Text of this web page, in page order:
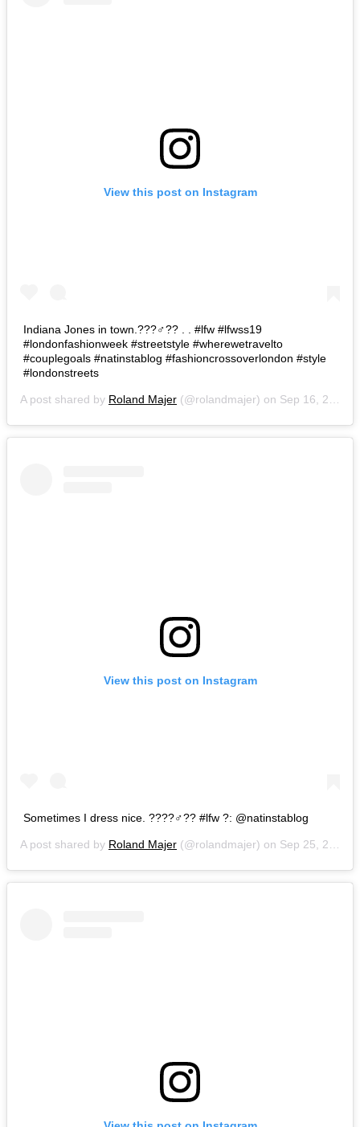
View this post on Instagram
Indiana Jones in town.???‍♂️?? . . #lfw #lfwss19
#londonfashionweek #streetstyle #wherewetravelto
#couplegoals #natinstablog #fashioncrossoverlondon #style
#londonstreets
A post shared by Roland Majer (@rolandmajer) on Sep 16, 2018 at 12:53pm PDT
View this post on Instagram
Sometimes I dress nice. ????‍♂️?? #lfw ?: @natinstablog
A post shared by Roland Majer (@rolandmajer) on Sep 25, 2018 at 4:52am PDT